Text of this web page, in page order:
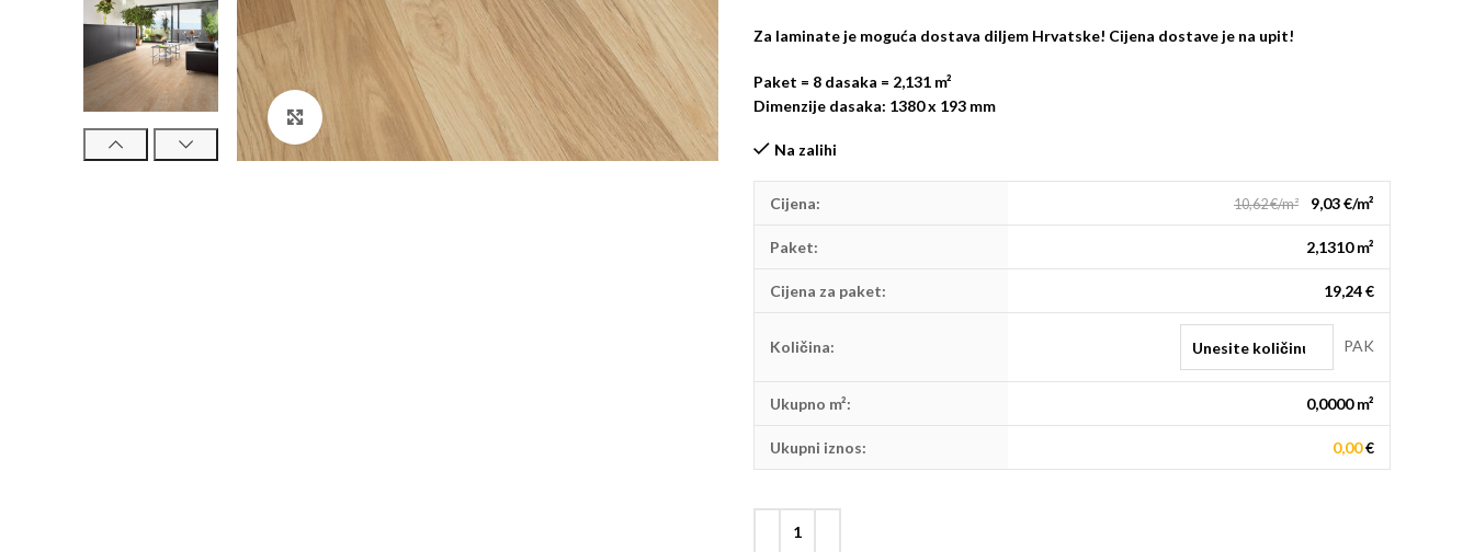
Klikni za veći prikaz
Za laminate je moguća dostava diljem Hrvatske! Cijena dostave je na upit!
Paket = 8 dasaka = 2,131 m²
Dimenzije dasaka: 1380 x 193 mm
Na zalihi
Cijena: 10,62 €/m² 9,03 €/m²
Paket: 2,1310 m²
Cijena za paket: 19,24 €
Količina: PAK
Ukupno m²: 0,0000m²
Ukupni iznos: 0,00€